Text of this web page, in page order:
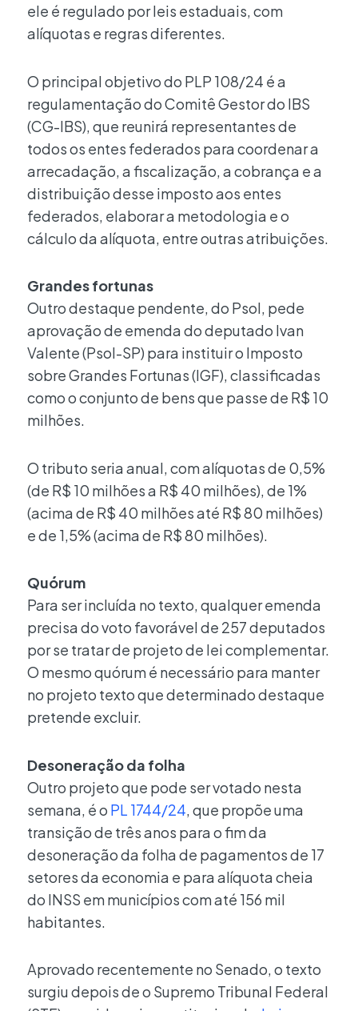
ele é regulado por leis estaduais, com
alíquotas e regras diferentes.
O principal objetivo do PLP 108/24 é a
regulamentação do Comitê Gestor do IBS
(CG-IBS), que reunirá representantes de
todos os entes federados para coordenar a
arrecadação, a fiscalização, a cobrança e a
distribuição desse imposto aos entes
federados, elaborar a metodologia e o
cálculo da alíquota, entre outras atribuições.
Grandes fortunas
Outro destaque pendente, do Psol, pede
aprovação de emenda do deputado Ivan
Valente (Psol-SP) para instituir o Imposto
sobre Grandes Fortunas (IGF), classificadas
como o conjunto de bens que passe de R$ 10
milhões.
O tributo seria anual, com alíquotas de 0,5%
(de R$ 10 milhões a R$ 40 milhões), de 1%
(acima de R$ 40 milhões até R$ 80 milhões)
e de 1,5% (acima de R$ 80 milhões).
Quórum
Para ser incluída no texto, qualquer emenda
precisa do voto favorável de 257 deputados
por se tratar de projeto de lei complementar.
O mesmo quórum é necessário para manter
no projeto texto que determinado destaque
pretende excluir.
Desoneração da folha
Outro projeto que pode ser votado nesta
semana, é o PL 1744/24, que propõe uma
transição de três anos para o fim da
desoneração da folha de pagamentos de 17
setores da economia e para alíquota cheia
do INSS em municípios com até 156 mil
habitantes.
Aprovado recentemente no Senado, o texto
surgiu depois de o Supremo Tribunal Federal